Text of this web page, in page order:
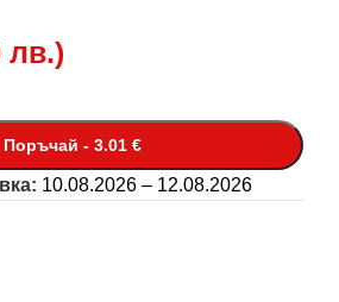
лв.)
Поръчай - 3.01 €
10.08.2026 – 12.08.2026